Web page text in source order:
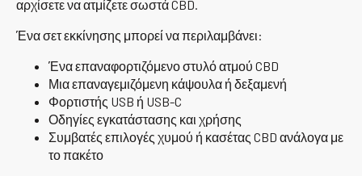
αρχίσετε να ατμίζετε σωστά CBD.
Ένα σετ εκκίνησης μπορεί να περιλαμβάνει:
Ένα επαναφορτιζόμενο στυλό ατμού CBD
Μια επαναγεμιζόμενη κάψουλα ή δεξαμενή
Φορτιστής USB ή USB-C
Οδηγίες εγκατάστασης και χρήσης
Συμβατές επιλογές χυμού ή κασέτας CBD ανάλογα με
το πακέτο